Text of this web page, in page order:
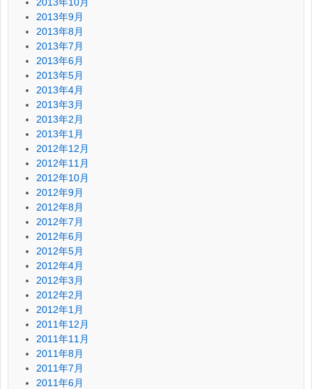
2013年9月
2013年8月
2013年7月
2013年6月
2013年5月
2013年4月
2013年3月
2013年2月
2013年1月
2012年12月
2012年11月
2012年10月
2012年9月
2012年8月
2012年7月
2012年6月
2012年5月
2012年4月
2012年3月
2012年2月
2012年1月
2011年12月
2011年11月
2011年8月
2011年7月
2011年6月